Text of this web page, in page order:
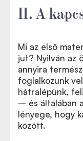
II. A
Mi az első
jut? Nyilván az
annyira
foglalkozunk
hátralépünk,
– és általában
lényege, hogy
között.